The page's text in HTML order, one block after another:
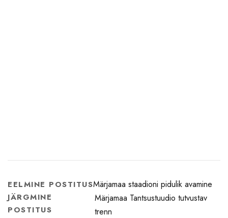
EELMINE POSTITUSMärjamaa staadioni pidulik avamine
JÄRGMINE
POSTITUS
Märjamaa Tantsustuudio tutvustav
trenn